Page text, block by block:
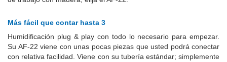
Más fácil que contar hasta 3
Humidificación plug & play con todo lo necesario para empezar.
Su AF-22 viene con unas pocas piezas que usted podrá conectar
con relativa facilidad. Viene con su tubería estándar; simplemente